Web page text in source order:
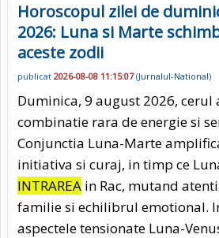
Horoscopul zilei de
2026: Luna si Marte
aceste zodii
publicat 2026-08-08 11:15:07(Jurnalul-National)
Duminica, 9 august 2026, cerul
combinatie rara de energie si
Conjunctia Luna-Marte
initiativa si curaj, in timp ce
INTRAREA in Rac, mutand
familie si echilibrul emotional.
aspectele tensionate Luna-